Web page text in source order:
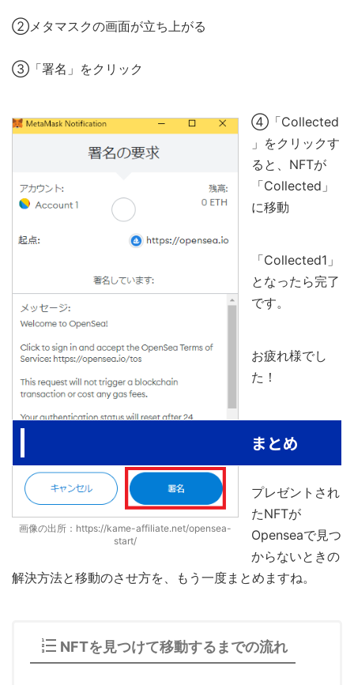
②メタマスクの画面が立ち上がる
③「署名」をクリック
画像の出所：https://kame-affiliate.net/opensea-
start/
④「Collected
」をクリックす
ると、NFTが
「Collected」
に移動
「Collected1」
となったら完了
です。
お疲れ様でし
た！
まとめ
プレゼントされ
たNFTが
Openseaで見つ
からないときの
解決方法と移動のさせ方を、もう一度まとめますね。
NFTを見つけて移動するまでの流れ